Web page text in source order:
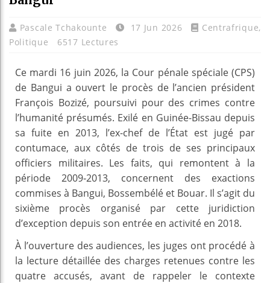
Pascale Tchakounte 17 Jun 2026 Centrafrique,
Politique
6517 Lectures
Ce mardi 16 juin 2026, la Cour pénale spéciale (CPS)
de Bangui a ouvert le procès de l’ancien président
François Bozizé, poursuivi pour des crimes contre
l’humanité présumés. Exilé en Guinée-Bissau depuis
sa fuite en 2013, l’ex-chef de l’État est jugé par
contumace, aux côtés de trois de ses principaux
officiers militaires. Les faits, qui remontent à la
période 2009‑2013, concernent des exactions
commises à Bangui, Bossembélé et Bouar. Il s’agit du
sixième procès organisé par cette juridiction
d’exception depuis son entrée en activité en 2018.
À l’ouverture des audiences, les juges ont procédé à
la lecture détaillée des charges retenues contre les
quatre accusés, avant de rappeler le contexte